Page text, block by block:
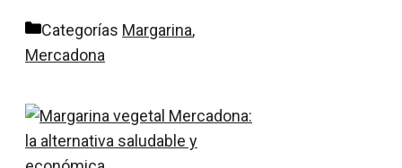
Categorías Margarina,
Mercadona